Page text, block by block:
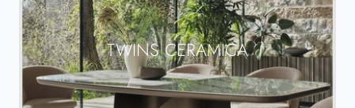
TWINS CERAMICA